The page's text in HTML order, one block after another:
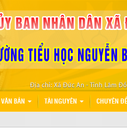
VĂN BẢN TÀI NGUYÊN CHUYÊN